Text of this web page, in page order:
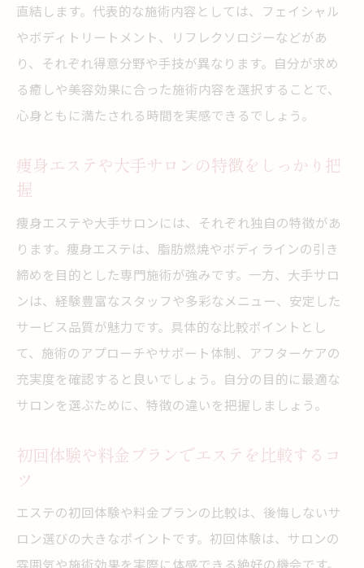
おすすめの痩身エステを比較して賢く選択
痩身エステ初回体験を活かした判断ポイン
ト
費用や内容を比べて納得のエステ選びを実現
較
料金が高いエステの理由を比較で納得する
施術内容やオプションの違いをエステで比
較
費用対効果に優れたエステ比較の方法とは
エステの料金比較で賢く選ぶポイント
満足度が高いエステを費用面で比較する
エステ比較で重視したい新しい満足基準と
口コミやランキングを活用した賢いエステ
選び
エステの効果や癒しを基準に比較する方法
直結します。代表的な施術内容としては、フェイシャル
やボディトリートメント、リフレクソロジーなどがあ
り、それぞれ得意分野や手技が異なります。自分が求め
る癒しや美容効果に合った施術内容を選択することで、
心身ともに満たされる時間を実感できるでしょう。
痩身エステや大手サロンの特徴をしっかり把
握
痩身エステや大手サロンには、それぞれ独自の特徴があ
ります。痩身エステは、脂肪燃焼やボディラインの引き
締めを目的とした専門施術が強みです。一方、大手サロ
ンは、経験豊富なスタッフや多彩なメニュー、安定した
サービス品質が魅力です。具体的な比較ポイントとし
て、施術のアプローチやサポート体制、アフターケアの
充実度を確認すると良いでしょう。自分の目的に最適な
サロンを選ぶために、特徴の違いを把握しましょう。
初回体験や料金プランでエステを比較するコ
ツ
エステの初回体験や料金プランの比較は、後悔しないサ
ロン選びの大きなポイントです。初回体験は、サロンの
雰囲気や施術効果を実際に体感できる絶好の機会です。